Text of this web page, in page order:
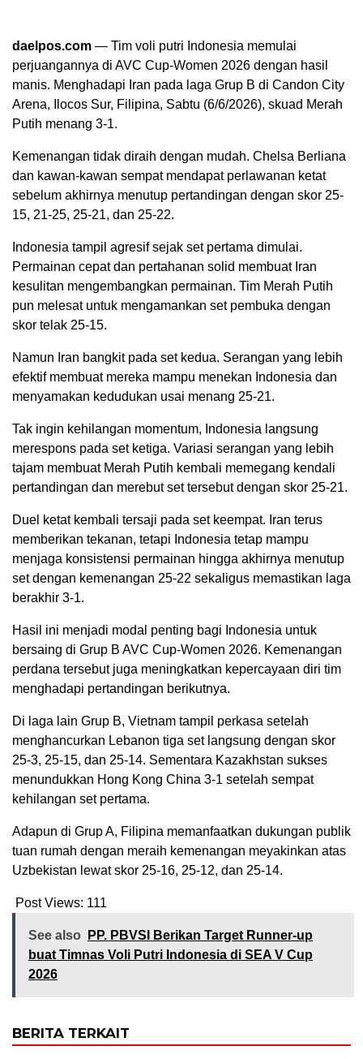
daelpos.com — Tim voli putri Indonesia memulai
perjuangannya di AVC Cup-Women 2026 dengan hasil
manis. Menghadapi Iran pada laga Grup B di Candon City
Arena, Ilocos Sur, Filipina, Sabtu (6/6/2026), skuad Merah
Putih menang 3-1.
Kemenangan tidak diraih dengan mudah. Chelsa Berliana
dan kawan-kawan sempat mendapat perlawanan ketat
sebelum akhirnya menutup pertandingan dengan skor 25-
15, 21-25, 25-21, dan 25-22.
Indonesia tampil agresif sejak set pertama dimulai.
Permainan cepat dan pertahanan solid membuat Iran
kesulitan mengembangkan permainan. Tim Merah Putih
pun melesat untuk mengamankan set pembuka dengan
skor telak 25-15.
Namun Iran bangkit pada set kedua. Serangan yang lebih
efektif membuat mereka mampu menekan Indonesia dan
menyamakan kedudukan usai menang 25-21.
Tak ingin kehilangan momentum, Indonesia langsung
merespons pada set ketiga. Variasi serangan yang lebih
tajam membuat Merah Putih kembali memegang kendali
pertandingan dan merebut set tersebut dengan skor 25-21.
Duel ketat kembali tersaji pada set keempat. Iran terus
memberikan tekanan, tetapi Indonesia tetap mampu
menjaga konsistensi permainan hingga akhirnya menutup
set dengan kemenangan 25-22 sekaligus memastikan laga
berakhir 3-1.
Hasil ini menjadi modal penting bagi Indonesia untuk
bersaing di Grup B AVC Cup-Women 2026. Kemenangan
perdana tersebut juga meningkatkan kepercayaan diri tim
menghadapi pertandingan berikutnya.
Di laga lain Grup B, Vietnam tampil perkasa setelah
menghancurkan Lebanon tiga set langsung dengan skor
25-3, 25-15, dan 25-14. Sementara Kazakhstan sukses
menundukkan Hong Kong China 3-1 setelah sempat
kehilangan set pertama.
Adapun di Grup A, Filipina memanfaatkan dukungan publik
tuan rumah dengan meraih kemenangan meyakinkan atas
Uzbekistan lewat skor 25-16, 25-12, dan 25-14.
Post Views: 111
See also
PP. PBVSI Berikan Target Runner-up
buat Timnas Voli Putri Indonesia di SEA V Cup
2026
BERITA TERKAIT